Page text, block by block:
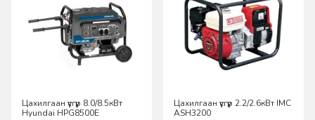
Цахилгаан үүсгүүр 8.0/8.5кВт
Hyundai HPG8500E
Цахилгаан үүсгүүр 2.2/2.6кВт IMC
ASH3200